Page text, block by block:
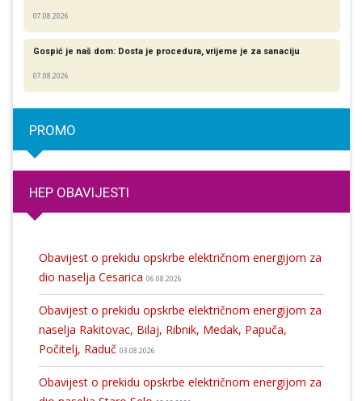
07.08.2026
Gospić je naš dom: Dosta je procedura, vrijeme je za sanaciju
07.08.2026
PROMO
HEP OBAVIJESTI
Obavijest o prekidu opskrbe električnom energijom za
dio naselja Cesarica 06.08.2026
Obavijest o prekidu opskrbe električnom energijom za
naselja Rakitovac, Bilaj, Ribnik, Medak, Papuča,
Počitelj, Raduč 03.08.2026
Obavijest o prekidu opskrbe električnom energijom za